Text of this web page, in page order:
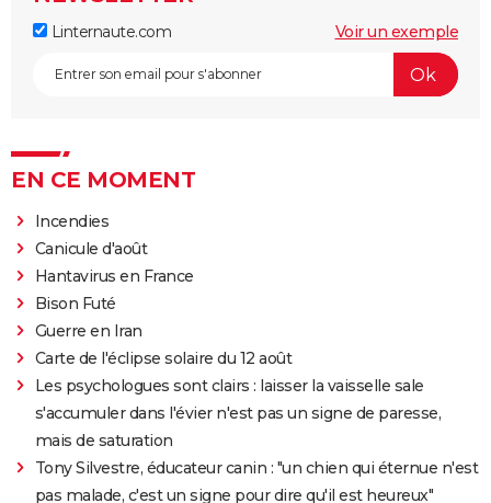
Linternaute.com Voir un exemple
EN CE MOMENT
Incendies
Canicule d'août
Hantavirus en France
Bison Futé
Guerre en Iran
Carte de l'éclipse solaire du 12 août
Les psychologues sont clairs : laisser la vaisselle sale
s'accumuler dans l'évier n'est pas un signe de paresse,
mais de saturation
Tony Silvestre, éducateur canin : "un chien qui éternue n'est
pas malade, c'est un signe pour dire qu'il est heureux"